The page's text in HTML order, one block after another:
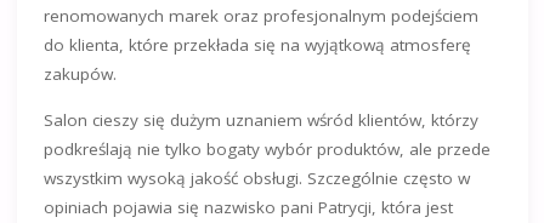
renomowanych marek oraz profesjonalnym podejściem
do klienta, które przekłada się na wyjątkową atmosferę
zakupów.
Salon cieszy się dużym uznaniem wśród klientów, którzy
podkreślają nie tylko bogaty wybór produktów, ale przede
wszystkim wysoką jakość obsługi. Szczególnie często w
opiniach pojawia się nazwisko pani Patrycji, która jest